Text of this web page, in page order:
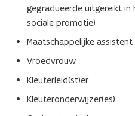
gegradueerde uitgereikt
sociale promotie)
Maatschappelijke assistent
Vroedvrouw
Kleuterleid(st)er
Kleuteronderwijzer(es)